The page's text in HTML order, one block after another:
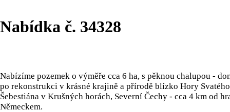
Nabídka č. 34328
Nabízíme pozemek o výměře cca 6 ha, s pěknou chalupou -
po rekonstrukci v krásné krajině a přírodě blízko Hory Svatého
Šebestiána v Krušných horách, Severní Čechy - cca 4 km od
Německem.